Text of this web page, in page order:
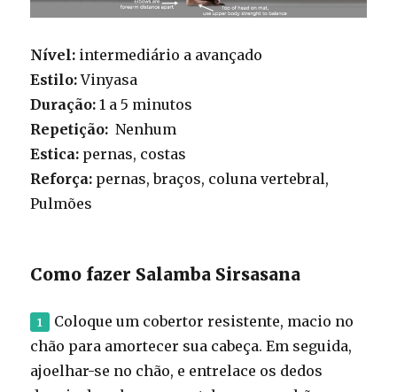
Nível: intermediário a avançado
Estilo:Vinyasa
Duração: 1 a 5 minutos
Repetição: Nenhum
Estica: pernas, costas
Reforça: pernas, braços, coluna vertebral,
Pulmões
Como fazer Salamba Sirsasana
Coloque um cobertor resistente, macio no
chão para amortecer sua cabeça. Em seguida,
ajoelhar-se no chão, e entrelace os dedos